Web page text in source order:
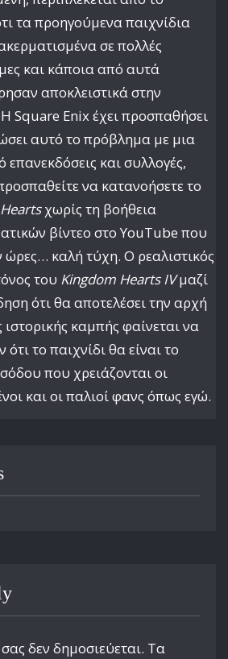
τα προηγούμενα παιχνίδια
σε πολλές
και κάποια από αυτά
αποκλειστικά στην
Square Enix έχει προσπαθήσει
αυτό το πρόβλημα με μια
επανεκδόσεις και συλλογές,
να κατανοήσετε το
χωρίς τη βοήθεια
βίντεο στο YouTube που
ώρες… καλή τύχη. Ο ρεαλιστικός
του Kingdom Hearts IVμαζί
ότι θα αποτελέσει την αρχή
ιστορικής καμπής φαίνεται να
το παιχνίδι θα είναι το
που χρειάζονται οι
και οι παλιοί φανς όπως εγώ.
δεν δημοσιεύεται. Τα